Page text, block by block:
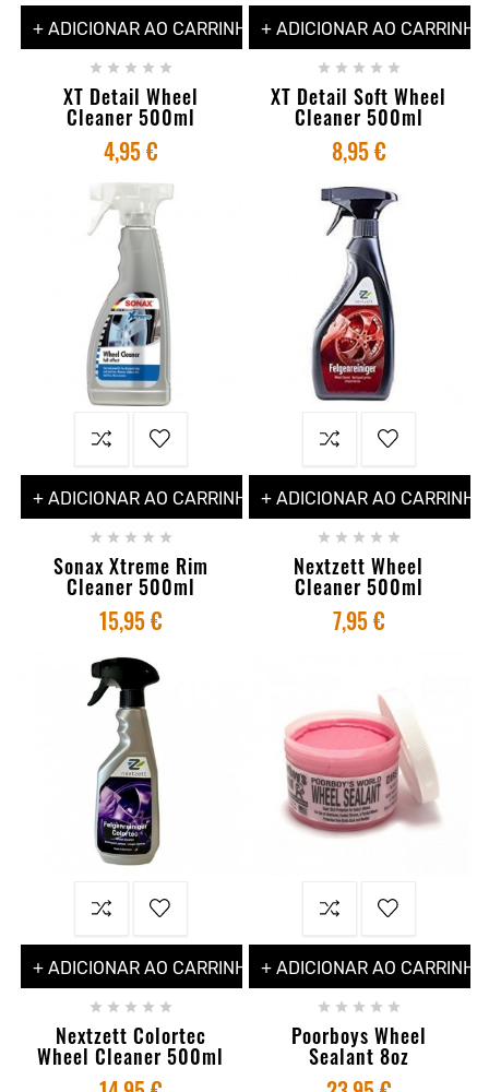
+ ADICIONAR AO CARRINHO
    
XT Detail Wheel
Cleaner 500ml
4,95 €
+ ADICIONAR AO CARRINHO
    
XT Detail Soft Wheel
Cleaner 500ml
8,95 €
+ ADICIONAR AO CARRINHO
    
Sonax Xtreme Rim
Cleaner 500ml
15,95 €
+ ADICIONAR AO CARRINHO
    
Nextzett Wheel
Cleaner 500ml
7,95 €
+ ADICIONAR AO CARRINHO
    
Nextzett Colortec
Wheel Cleaner 500ml
+ ADICIONAR AO CARRINHO
    
Poorboys Wheel
Sealant 8oz